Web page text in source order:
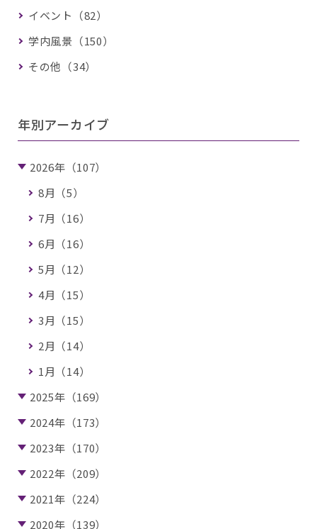
イベント（82）
学内風景（150）
その他（34）
年別アーカイブ
2026年（107）
8月（5）
7月（16）
6月（16）
5月（12）
4月（15）
3月（15）
2月（14）
1月（14）
2025年（169）
2024年（173）
2023年（170）
2022年（209）
2021年（224）
2020年（139）